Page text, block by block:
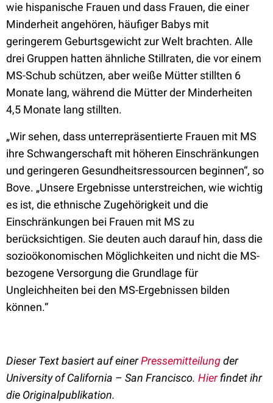
wie hispanische Frauen und dass Frauen, die einer
Minderheit angehören, häufiger Babys mit
geringerem Geburtsgewicht zur Welt brachten. Alle
drei Gruppen hatten ähnliche Stillraten, die vor einem
MS-Schub schützen, aber weiße Mütter stillten 6
Monate lang, während die Mütter der Minderheiten
4,5 Monate lang stillten.
„Wir sehen, dass unterrepräsentierte Frauen mit MS
ihre Schwangerschaft mit höheren Einschränkungen
und geringeren Gesundheitsressourcen beginnen“, so
Bove. „Unsere Ergebnisse unterstreichen, wie wichtig
es ist, die ethnische Zugehörigkeit und die
Einschränkungen bei Frauen mit MS zu
berücksichtigen. Sie deuten auch darauf hin, dass die
sozioökonomischen Möglichkeiten und nicht die MS-
bezogene Versorgung die Grundlage für
Ungleichheiten bei den MS-Ergebnissen bilden
können.“
Dieser Text basiert auf einerPressemitteilungder
University of California – San Francisco. Hierfindet ihr
die Originalpublikation.